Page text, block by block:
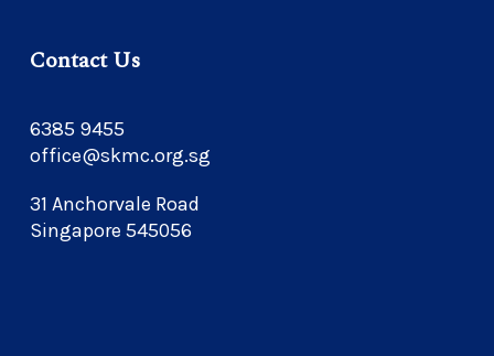
Contact Us
6385 9455
office@skmc.org.sg
31 Anchorvale Road
Singapore 545056